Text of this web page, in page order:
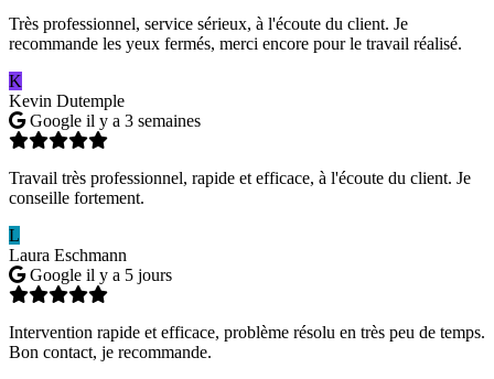
Très professionnel, service sérieux, à l'écoute du client. Je
recommande les yeux fermés, merci encore pour le travail réalisé.
K
Kevin Dutemple
Google il y a 3 semaines
Travail très professionnel, rapide et efficace, à l'écoute du client. Je
conseille fortement.
L
Laura Eschmann
Google il y a 5 jours
Intervention rapide et efficace, problème résolu en très peu de temps.
Bon contact, je recommande.